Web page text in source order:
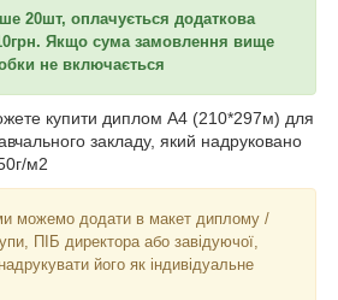
20шт, оплачується додаткова
Якщо сума замовлення вище
не включається
купити диплом А4 (210*297м) для
закладу, який надруковано
м2
можемо додати в макет диплому /
ПІБ директора або завідуючої,
його як індивідуальне